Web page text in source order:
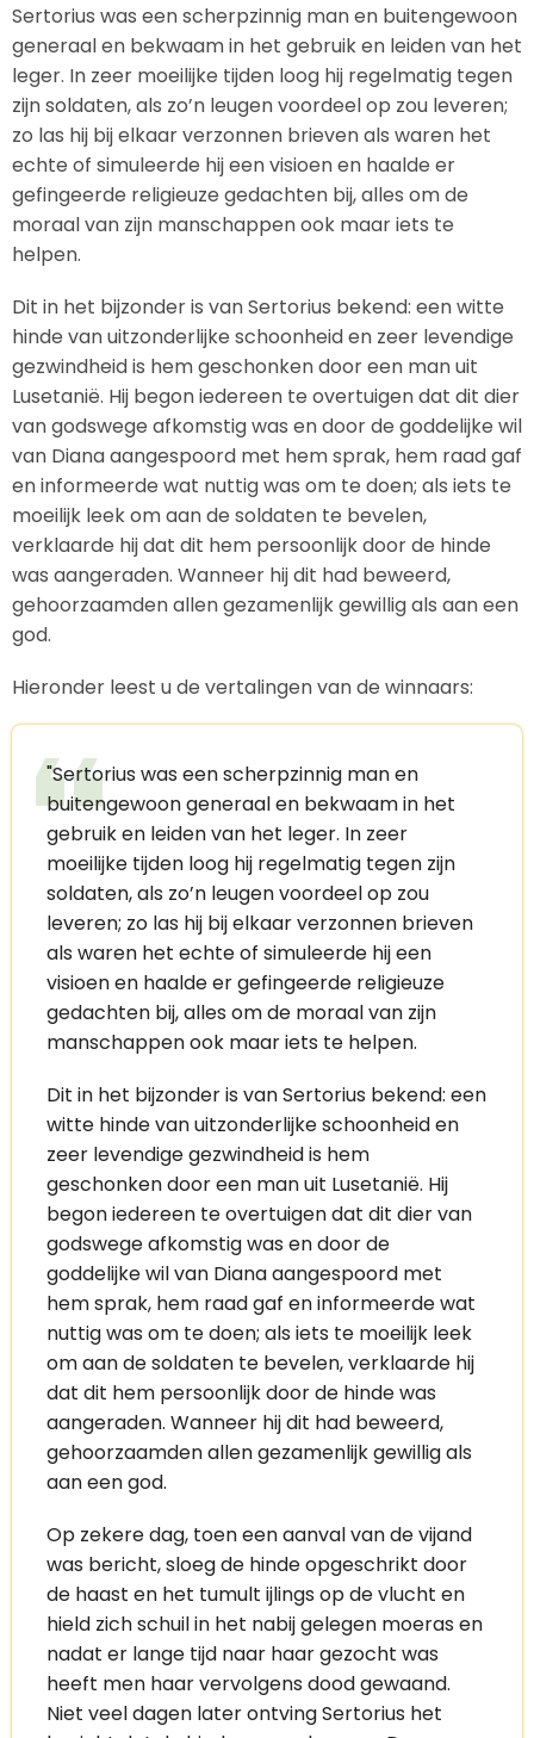
Sertorius was een scherpzinnig man en buitengewoon
generaal en bekwaam in het gebruik en leiden van het
leger. In zeer moeilijke tijden loog hij regelmatig tegen
zijn soldaten, als zo’n leugen voordeel op zou leveren;
zo las hij bij elkaar verzonnen brieven als waren het
echte of simuleerde hij een visioen en haalde er
gefingeerde religieuze gedachten bij, alles om de
moraal van zijn manschappen ook maar iets te
helpen.
Dit in het bijzonder is van Sertorius bekend: een witte
hinde van uitzonderlijke schoonheid en zeer levendige
gezwindheid is hem geschonken door een man uit
Lusetanië. Hij begon iedereen te overtuigen dat dit dier
van godswege afkomstig was en door de goddelijke wil
van Diana aangespoord met hem sprak, hem raad gaf
en informeerde wat nuttig was om te doen; als iets te
moeilijk leek om aan de soldaten te bevelen,
verklaarde hij dat dit hem persoonlijk door de hinde
was aangeraden. Wanneer hij dit had beweerd,
gehoorzaamden allen gezamenlijk gewillig als aan een
god.
Hieronder leest u de vertalingen van de winnaars:
"Sertorius was een scherpzinnig man en
buitengewoon generaal en bekwaam in het
gebruik en leiden van het leger. In zeer
moeilijke tijden loog hij regelmatig tegen zijn
soldaten, als zo’n leugen voordeel op zou
leveren; zo las hij bij elkaar verzonnen brieven
als waren het echte of simuleerde hij een
visioen en haalde er gefingeerde religieuze
gedachten bij, alles om de moraal van zijn
manschappen ook maar iets te helpen.
Dit in het bijzonder is van Sertorius bekend: een
witte hinde van uitzonderlijke schoonheid en
zeer levendige gezwindheid is hem
geschonken door een man uit Lusetanië. Hij
begon iedereen te overtuigen dat dit dier van
godswege afkomstig was en door de
goddelijke wil van Diana aangespoord met
hem sprak, hem raad gaf en informeerde wat
nuttig was om te doen; als iets te moeilijk leek
om aan de soldaten te bevelen, verklaarde hij
dat dit hem persoonlijk door de hinde was
aangeraden. Wanneer hij dit had beweerd,
gehoorzaamden allen gezamenlijk gewillig als
aan een god.
Op zekere dag, toen een aanval van de vijand
was bericht, sloeg de hinde opgeschrikt door
de haast en het tumult ijlings op de vlucht en
hield zich schuil in het nabij gelegen moeras en
nadat er lange tijd naar haar gezocht was
heeft men haar vervolgens dood gewaand.
Niet veel dagen later ontving Sertorius het